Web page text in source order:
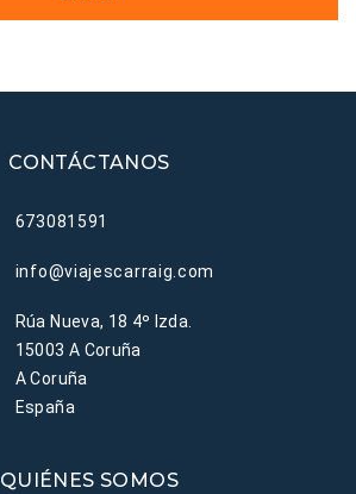
CONTÁCTANOS
673081591
info@viajescarraig.com
Rúa Nueva, 18 4º Izda.
15003 A Coruña
A Coruña
España
QUIÉNES SOMOS